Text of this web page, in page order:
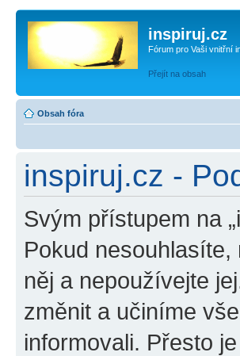
inspiruj.cz
Fórum pro Vaši vnitřní
Přejít na obsah
Obsah fóra
inspiruj.cz -
Svým přístupem na
Pokud nesouhlasíte,
něj a nepoužívejte
změnit a učiníme
informovali. Přesto